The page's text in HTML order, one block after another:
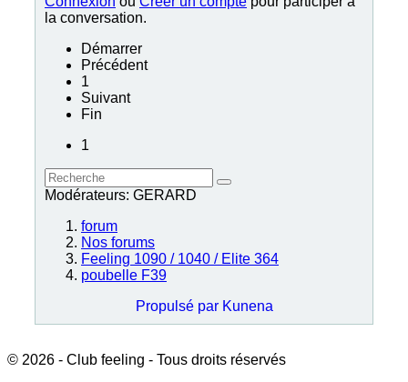
la conversation.
Démarrer
Précédent
1
Suivant
Fin
1
Modérateurs: GERARD
forum
Nos forums
Feeling 1090 / 1040 / Elite 364
poubelle F39
Propulsé par Kunena
© 2026 - Club feeling - Tous droits réservés